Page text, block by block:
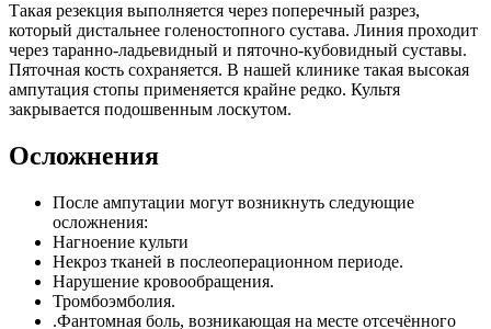
Такая резекция выполняется через поперечный разрез,
который дистальнее голеностопного сустава. Линия проходит
через таранно-ладьевидный и пяточно-кубовидный суставы.
Пяточная кость сохраняется. В нашей клинике такая высокая
ампутация стопы применяется крайне редко. Культя
закрывается подошвенным лоскутом.
Осложнения
После ампутации могут возникнуть следующие
осложнения:
Нагноение культи
Некроз тканей в послеоперационном периоде.
Нарушение кровообращения.
Тромбоэмболия.
.Фантомная боль, возникающая на месте отсечённого